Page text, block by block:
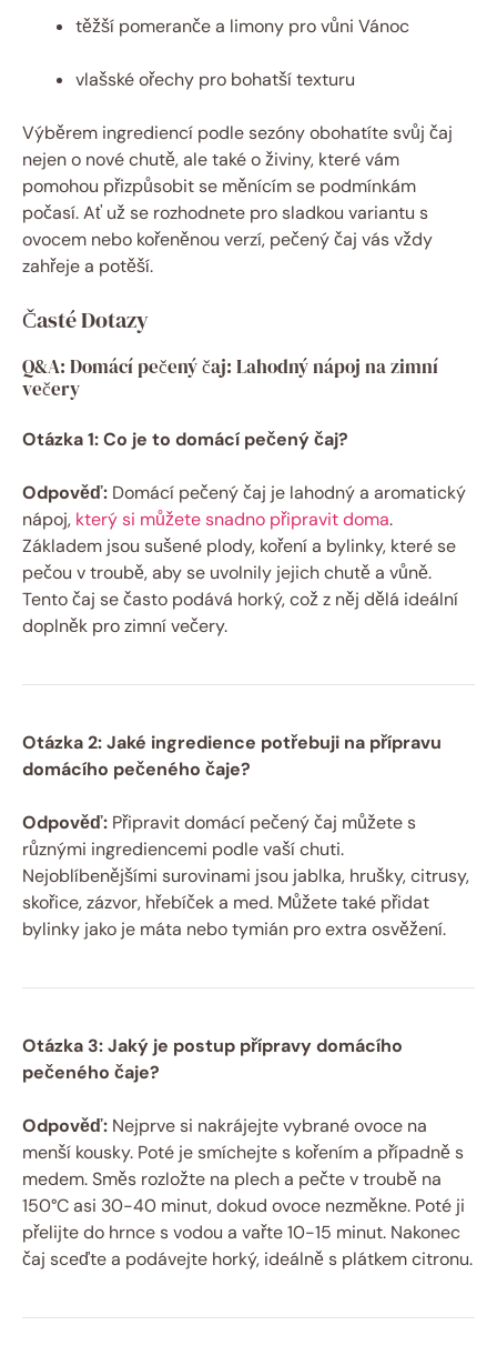
těžší pomeranče a limony pro vůni Vánoc
vlašské ořechy pro bohatší texturu
Výběrem ingrediencí podle sezóny obohatíte svůj čaj
nejen o nové chutě, ale také o živiny, které vám
pomohou přizpůsobit se měnícím se podmínkám
počasí. Ať už se rozhodnete pro sladkou variantu s
ovocem nebo kořeněnou verzí, pečený čaj vás vždy
zahřeje a potěší.
Časté Dotazy
Q&A: Domácí pečený čaj: Lahodný nápoj na zimní
večery
Otázka 1: Co je to domácí pečený čaj?
Odpověď: Domácí pečený čaj je lahodný a aromatický
nápoj, který si můžete snadno připravit doma.
Základem jsou sušené plody, koření a bylinky, které se
pečou v troubě, aby se uvolnily jejich chutě a vůně.
Tento čaj se často podává horký, což z něj dělá ideální
doplněk pro zimní večery.
Otázka 2: Jaké ingredience potřebuji na přípravu
domácího pečeného čaje?
Odpověď: Připravit domácí pečený čaj můžete s
různými ingrediencemi podle vaší chuti.
Nejoblíbenějšími surovinami jsou jablka, hrušky, citrusy,
skořice, zázvor, hřebíček a med. Můžete také přidat
bylinky jako je máta nebo tymián pro extra osvěžení.
Otázka 3: Jaký je postup přípravy domácího
pečeného čaje?
Odpověď: Nejprve si nakrájejte vybrané ovoce na
menší kousky. Poté je smíchejte s kořením a případně s
medem. Směs rozložte na plech a pečte v troubě na
150°C asi 30-40 minut, dokud ovoce nezměkne. Poté ji
přelijte do hrnce s vodou a vařte 10-15 minut. Nakonec
čaj sceďte a podávejte horký, ideálně s plátkem citronu.